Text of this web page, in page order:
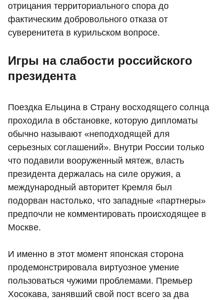
отрицания территориального спора до
фактическим добровольного отказа от
суверенитета в курильском вопросе.
Игры на слабости российского
президента
Поездка Ельцина в Страну восходящего солнца
проходила в обстановке, которую дипломаты
обычно называют «неподходящей для
серьезных соглашений». Внутри России только
что подавили вооруженный мятеж, власть
президента держалась на силе оружия, а
международный авторитет Кремля был
подорван настолько, что западные «партнеры»
предпочли не комментировать происходящее в
Москве.
И именно в этот момент японская сторона
продемонстрировала виртуозное умение
пользоваться чужими проблемами. Премьер
Хосокава, занявший свой пост всего за два